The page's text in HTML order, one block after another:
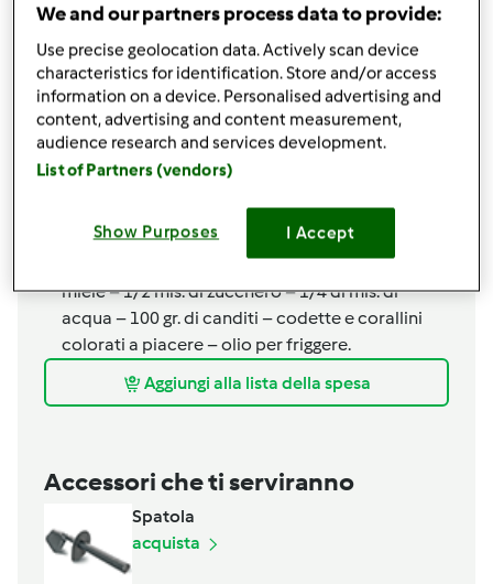
Ingredienti
Dal libro regionale Campania STRUFFOLI (x 6)
Ingredienti Per la pasta 500 gr. di farina – 4 uova
– 1 noce di burro – 1 mis. scarso di zucchero – 1
grattugiata – scorza di un’arancia grattugiata –
1/2 mis. di liquore Strega 1 pizzico di
bicarbonato e uno di sale Per la glassa 300 gr. di
miele – 1/2 mis. di zucchero – 1/4 di mis. di
acqua – 100 gr. di canditi – codette e corallini
colorati a piacere – olio per friggere.
Aggiungi alla lista della spesa
Accessori che ti serviranno
Spatola
acquista
We and our partners process data to provide:
Use precise geolocation data. Actively scan device
characteristics for identification. Store and/or access
information on a device. Personalised advertising and
content, advertising and content measurement,
audience research and services development.
List of Partners (vendors)
Show Purposes I Accept